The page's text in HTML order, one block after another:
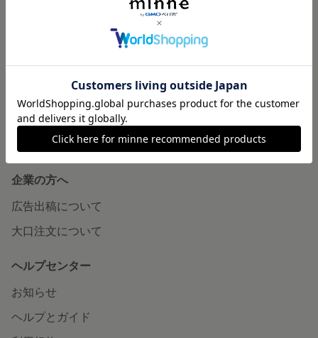
販売支援企画・イベント
ニュース
minneの本
企業の方へ
広告出稿について
大口注文について
ヘルプセンター
お知らせ
ヘルプとガイド